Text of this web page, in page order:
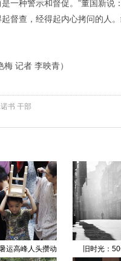
一种警示和督促。”董国新说
督查，经得起内心拷问的人
梅 记者 李映青）
书 干部
香港街头 准新娘90后女